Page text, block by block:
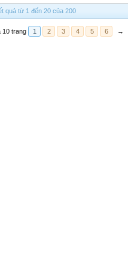
quả từ 1 đến 20 của 200
10 trang 1 2 3 4 5 6 →